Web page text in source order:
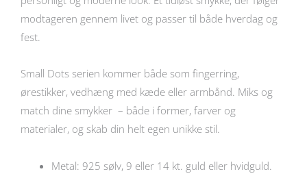
modtageren gennem livet og passer til både hverdag og
fest.
Small Dots serien kommer både som fingerring,
ørestikker, vedhæng med kæde eller armbånd. Miks og
match dine smykker – både i former, farver og
materialer, og skab din helt egen unikke stil.
Metal: 925 sølv, 9 eller 14 kt. guld eller hvidguld.